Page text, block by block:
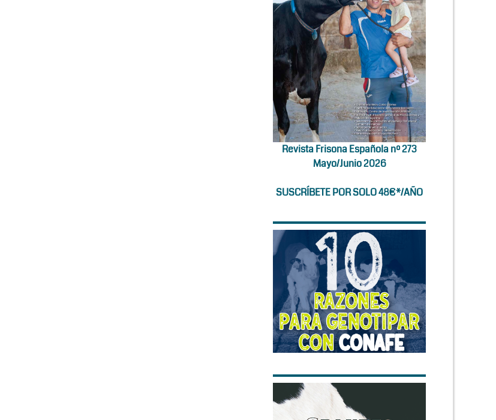
Revista Frisona Española nº 273
Mayo/Junio 2026
SUSCRÍBETE POR SOLO 48€*/AÑO